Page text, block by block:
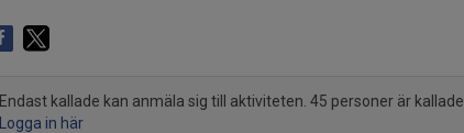
Endast kallade kan anmäla sig till aktiviteten. 45 personer är kallade.
Logga in här